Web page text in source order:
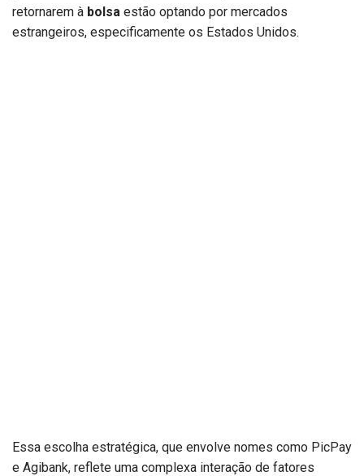
retornarem à bolsa estão optando por mercados
estrangeiros, especificamente os Estados Unidos.
Essa escolha estratégica, que envolve nomes como PicPay
e Agibank, reflete uma complexa interação de fatores